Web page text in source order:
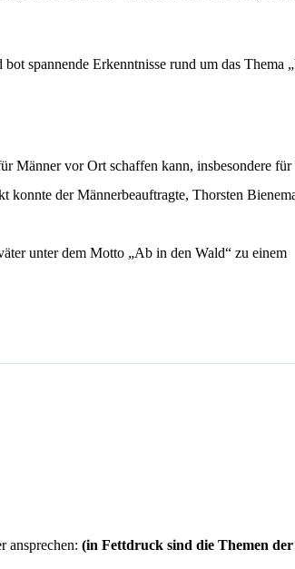
spannende Erkenntnisse rund um das Thema
Männer vor Ort schaffen kann, insbesondere für
der Männerbeauftragte, Thorsten
unter dem Motto „Ab in den Wald“ zu einem
ansprechen: (in Fettdruck sind die Themen der